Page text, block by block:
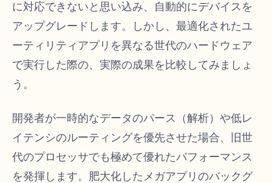
に対応できないと思い込み、自動的にデバイスを
アップグレードします。しかし、最適化されたユ
ーティリティアプリを異なる世代のハードウェア
で実行した際の、実際の成果を比較してみましょ
う。
開発者が一時的なデータのパース（解析）や低レ
イテンシのルーティングを優先させた場合、旧世
代のプロセッサでも極めて優れたパフォーマンス
を発揮します。肥大化したメガアプリのバックグ